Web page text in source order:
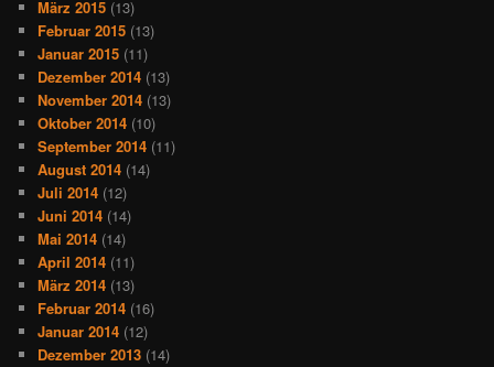
März 2015 (13)
Februar 2015 (13)
Januar 2015 (11)
Dezember 2014 (13)
November 2014 (13)
Oktober 2014 (10)
September 2014 (11)
August 2014 (14)
Juli 2014 (12)
Juni 2014 (14)
Mai 2014 (14)
April 2014 (11)
März 2014 (13)
Februar 2014 (16)
Januar 2014 (12)
Dezember 2013 (14)